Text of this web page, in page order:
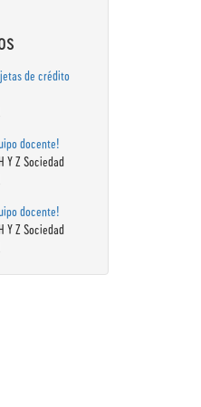
de crédito
docente!
Y Z Sociedad
docente!
Y Z Sociedad